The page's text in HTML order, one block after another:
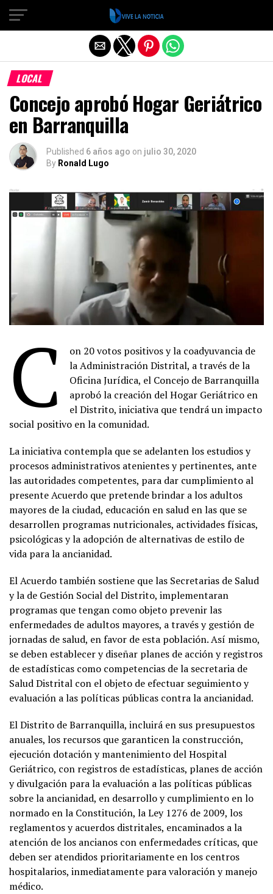
LOCAL
Concejo aprobó Hogar Geriátrico
en Barranquilla
Published 6 años ago on julio 30, 2020
By Ronald Lugo
C
on 20 votos positivos y la coadyuvancia de
la Administración Distrital, a través de la
Oficina Jurídica, el Concejo de Barranquilla
aprobó la creación del Hogar Geriátrico en
el Distrito, iniciativa que tendrá un impacto
social positivo en la comunidad.
La iniciativa contempla que se adelanten los estudios y
procesos administrativos atenientes y pertinentes, ante
las autoridades competentes, para dar cumplimiento al
presente Acuerdo que pretende brindar a los adultos
mayores de la ciudad, educación en salud en las que se
desarrollen programas nutricionales, actividades físicas,
psicológicas y la adopción de alternativas de estilo de
vida para la ancianidad.
El Acuerdo también sostiene que las Secretarias de Salud
y la de Gestión Social del Distrito, implementaran
programas que tengan como objeto prevenir las
enfermedades de adultos mayores, a través y gestión de
jornadas de salud, en favor de esta población. Así mismo,
se deben establecer y diseñar planes de acción y registros
de estadísticas como competencias de la secretaria de
Salud Distrital con el objeto de efectuar seguimiento y
evaluación a las políticas públicas contra la ancianidad.
El Distrito de Barranquilla, incluirá en sus presupuestos
anuales, los recursos que garanticen la construcción,
ejecución dotación y mantenimiento del Hospital
Geriátrico, con registros de estadísticas, planes de acción
y divulgación para la evaluación a las políticas públicas
sobre la ancianidad, en desarrollo y cumplimiento en lo
normado en la Constitución, la Ley 1276 de 2009, los
reglamentos y acuerdos distritales, encaminados a la
atención de los ancianos con enfermedades críticas, que
deben ser atendidos prioritariamente en los centros
hospitalarios, inmediatamente para valoración y manejo
médico.
Salir de la versión móvil